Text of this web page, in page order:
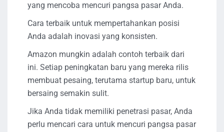
yang mencoba mencuri pangsa pasar Anda.
Cara terbaik untuk mempertahankan posisi
Anda adalah inovasi yang konsisten.
Amazon mungkin adalah contoh terbaik dari
ini. Setiap peningkatan baru yang mereka rilis
membuat pesaing, terutama startup baru, untuk
bersaing semakin sulit.
Jika Anda tidak memiliki penetrasi pasar, Anda
perlu mencari cara untuk mencuri pangsa pasar